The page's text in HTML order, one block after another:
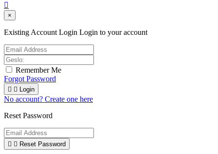

×
Existing Account Login Login to your account
Remember Me
Forgot Password
  Login
No account? Create one here
Reset Password
  Reset Password